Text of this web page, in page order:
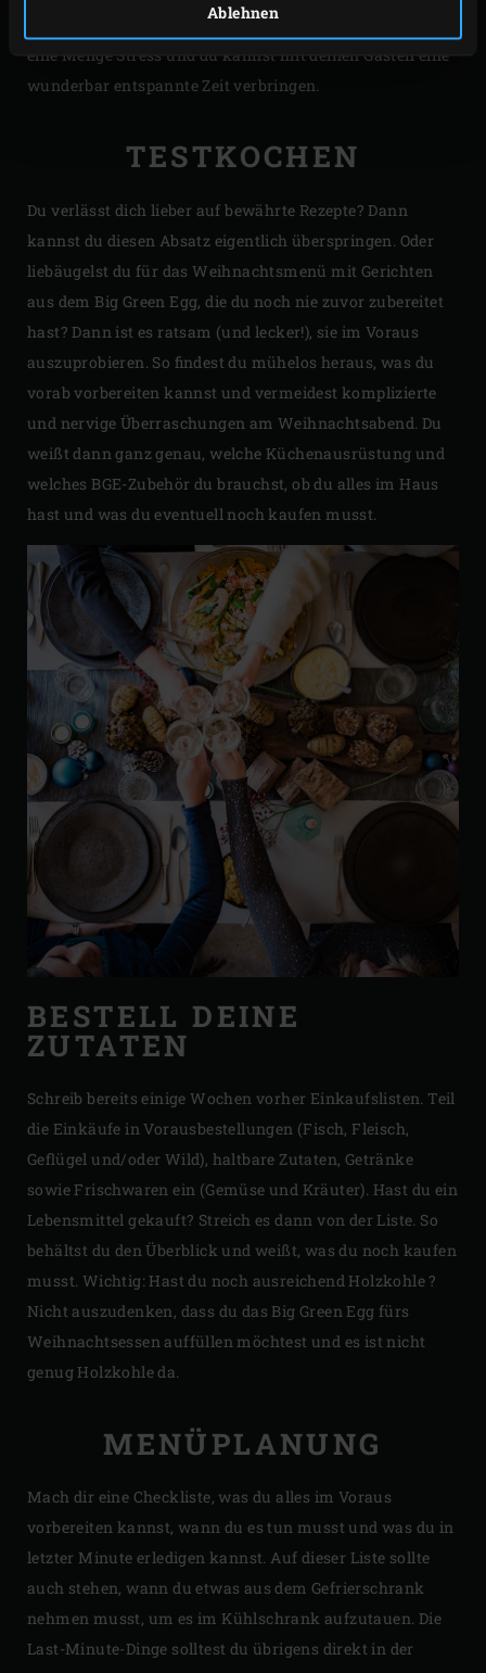
Ablehnen
zeigen dir, was im Voraus alles geht. Man erspart sich
eine Menge Stress und du kannst mit deinen Gästen eine
wunderbar entspannte Zeit verbringen.
TESTKOCHEN
Du verlässt dich lieber auf bewährte Rezepte? Dann
kannst du diesen Absatz eigentlich überspringen. Oder
liebäugelst du für das Weihnachtsmenü mit Gerichten
aus dem Big Green Egg, die du noch nie zuvor zubereitet
hast? Dann ist es ratsam (und lecker!), sie im Voraus
auszuprobieren. So findest du mühelos heraus, was du
vorab vorbereiten kannst und vermeidest komplizierte
und nervige Überraschungen am Weihnachtsabend. Du
weißt dann ganz genau, welche Küchenausrüstung und
welches BGE-Zubehör du brauchst, ob du alles im Haus
hast und was du eventuell noch kaufen musst.
BESTELL DEINE
ZUTATEN
Schreib bereits einige Wochen vorher Einkaufslisten. Teil
die Einkäufe in Vorausbestellungen (Fisch, Fleisch,
Geflügel und/oder Wild), haltbare Zutaten, Getränke
sowie Frischwaren ein (Gemüse und Kräuter). Hast du ein
Lebensmittel gekauft? Streich es dann von der Liste. So
behältst du den Überblick und weißt, was du noch kaufen
musst. Wichtig: Hast du noch ausreichend Holzkohle ?
Nicht auszudenken, dass du das Big Green Egg fürs
Weihnachtsessen auffüllen möchtest und es ist nicht
genug Holzkohle da.
MENÜPLANUNG
Mach dir eine Checkliste, was du alles im Voraus
vorbereiten kannst, wann du es tun musst und was du in
letzter Minute erledigen kannst. Auf dieser Liste sollte
auch stehen, wann du etwas aus dem Gefrierschrank
nehmen musst, um es im Kühlschrank aufzutauen. Die
Last-Minute-Dinge solltest du übrigens direkt in der